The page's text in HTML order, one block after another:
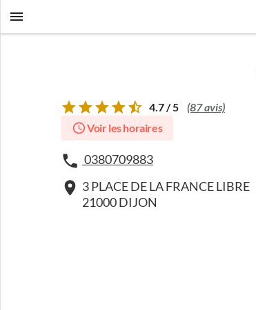
4.7 / 5 (87 avis)
Voir les horaires
0380709883
3 PLACE DE LA FRANCE LIBRE
21000 DIJON